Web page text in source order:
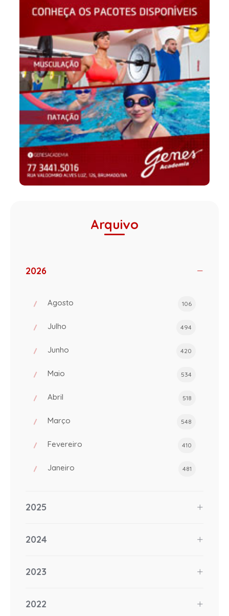
Arquivo
2026
Agosto 106
Julho 494
Junho 420
Maio 534
Abril 518
Março 548
Fevereiro 410
Janeiro 481
2025
2024
2023
2022